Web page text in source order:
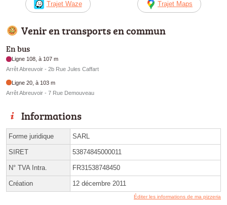
Trajet Waze Trajet Maps
Venir en transports en commun
En bus
Ligne 108, à 107 m
Arrêt Abreuvoir - 2b Rue Jules Caffart
Ligne 20, à 103 m
Arrêt Abreuvoir - 7 Rue Demouveau
Informations
Forme juridique SARL
SIRET 53874845000011
N° TVA Intra. FR31538748450
Création 12 décembre 2011
Éditer les informations de ma pizzeria